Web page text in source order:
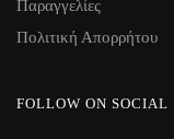
Παραγγελίες
Πολιτική Απορρήτου
FOLLOW ON SOCIAL